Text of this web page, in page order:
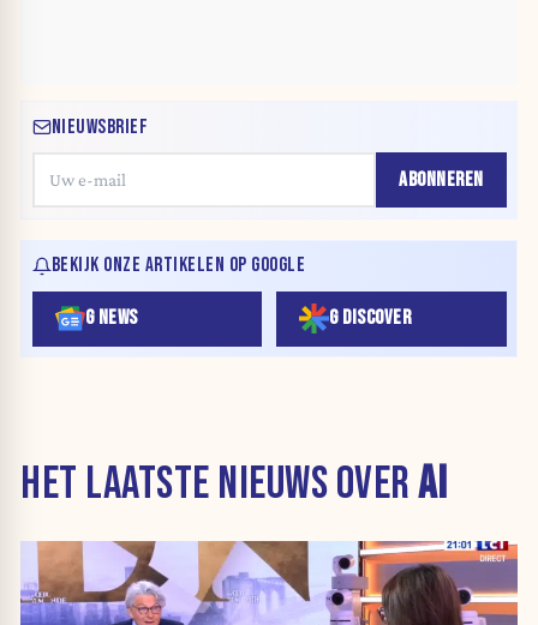
NIEUWSBRIEF
ABONNEREN
BEKIJK ONZE ARTIKELEN OP GOOGLE
G NEWS G DISCOVER
HET LAATSTE NIEUWS OVERAI